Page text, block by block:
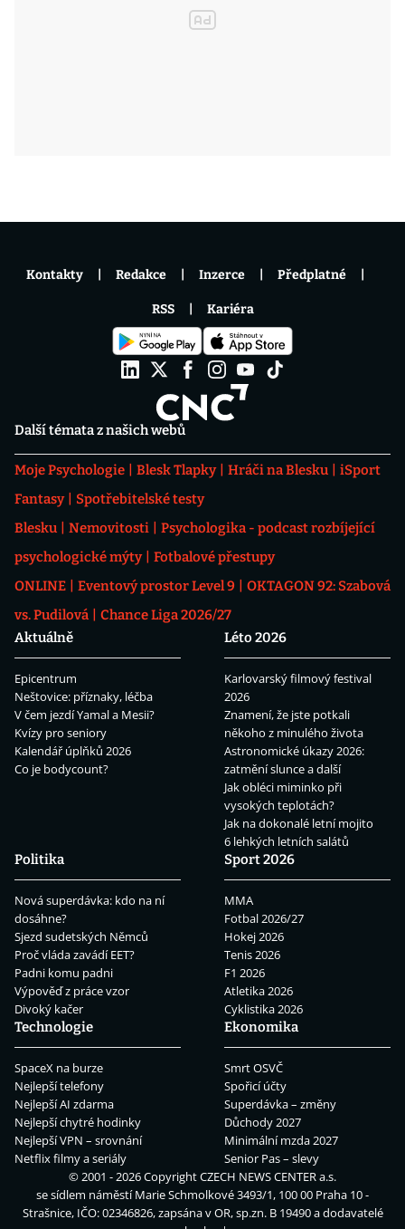
Další témata z našich webů
Moje Psychologie Blesk Tlapky Hráči na Blesku
iSport
Fantasy
Spotřebitelské testy
Blesku
Nemovitosti
Psychologika - podcast rozbíjející
psychologické mýty
Fotbalové přestupy
ONLINE
Eventový prostor Level 9
OKTAGON 92: Szabová
vs. Pudilová
Chance Liga 2026/27
Aktuálně
Epicentrum
Neštovice: příznaky, léčba
V čem jezdí Yamal a Mesii?
Kvízy pro seniory
Kalendář úplňků 2026
Co je bodycount?
Léto 2026
Karlovarský filmový festival
2026
Znamení, že jste potkali
někoho z minulého života
Astronomické úkazy 2026:
zatmění slunce a další
Jak obléci miminko při
vysokých teplotách?
Jak na dokonalé letní mojito
6 lehkých letních salátů
Politika
Nová superdávka: kdo na ní
dosáhne?
Sjezd sudetských Němců
Proč vláda zavádí EET?
Padni komu padni
Výpověď z práce vzor
Divoký kačer
Sport 2026
MMA
Fotbal 2026/27
Hokej 2026
Tenis 2026
F1 2026
Atletika 2026
Cyklistika 2026
Technologie
SpaceX na burze
Nejlepší telefony
Nejlepší AI zdarma
Nejlepší chytré hodinky
Nejlepší VPN – srovnání
Netflix filmy a seriály
Ekonomika
Smrt OSVČ
Spořicí účty
Superdávka – změny
Důchody 2027
Minimální mzda 2027
Senior Pas – slevy
Kontakty Redakce Inzerce Předplatné
RSS Kariéra
© 2001 - 2026 CopyrightCZECH NEWS CENTER a.s.
se sídlem náměstí Marie Schmolkové 3493/1, 100 00 Praha 10 -
Strašnice, IČO: 02346826, zapsána v OR, sp.zn. B 19490 a dodavatelé